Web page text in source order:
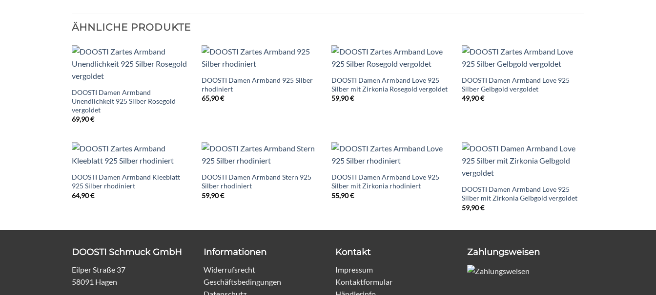
ÄHNLICHE PRODUKTE
DOOSTI Damen Armband
Unendlichkeit 925 Silber Rosegold
vergoldet
69,90€
DOOSTI Damen Armband 925 Silber
rhodiniert
65,90€
DOOSTI Damen Armband Love 925
Silber mit Zirkonia Rosegold vergoldet
59,90€
DOOSTI Damen Armband Love 925
Silber Gelbgold vergoldet
49,90€
DOOSTI Damen Armband Kleeblatt
925 Silber rhodiniert
64,90€
DOOSTI Damen Armband Stern 925
Silber rhodiniert
59,90€
DOOSTI Damen Armband Love 925
Silber mit Zirkonia rhodiniert
55,90€
DOOSTI Damen Armband Love 925
Silber mit Zirkonia Gelbgold vergoldet
59,90€
DOOSTI Schmuck GmbH
Eilper Straße 37
58091 Hagen
Informationen
Widerrufsrecht
Geschäftsbedingungen
Kontakt
Impressum
Kontaktformular
Zahlungsweisen